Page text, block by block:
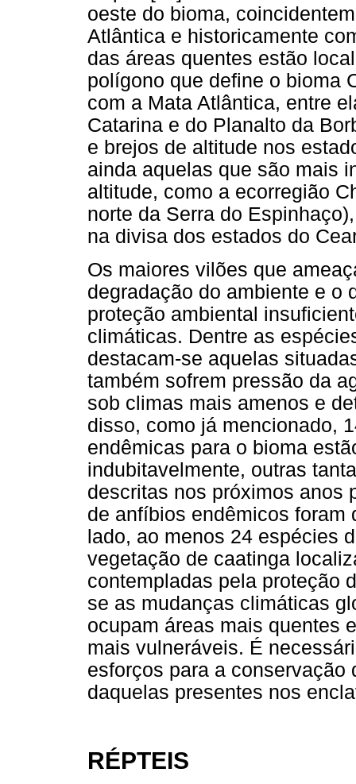
oeste do bioma,
Atlântica e historicamente
das áreas quentes estão
polígono que define o bioma
com a Mata Atlântica, entre
Catarina e do Planalto da
e brejos de altitude nos
ainda aquelas que são mais
altitude, como a ecorregião
norte da Serra do
na divisa dos estados do
Os maiores vilões que
degradação do ambiente e o
proteção ambiental
climáticas. Dentre as
destacam-se aquelas
também sofrem pressão da
sob climas mais amenos e
disso, como já mencionado,
endêmicas para o bioma
indubitavelmente, outras
descritas nos próximos anos
de anfíbios endêmicos foram
lado, ao menos 24 espécies
vegetação de caatinga
contempladas pela proteção
se as mudanças climáticas
ocupam áreas mais quentes
mais vulneráveis. É
esforços para a
daquelas presentes nos
RÉPTEIS